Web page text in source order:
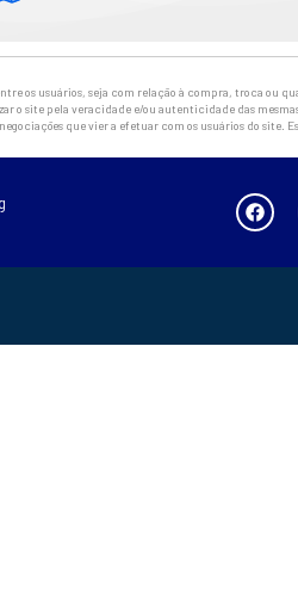
os usuários, seja com relação à compra, troca ou
o site pela veracidade e/ou autenticidade das
que vier a efetuar com os usuários do